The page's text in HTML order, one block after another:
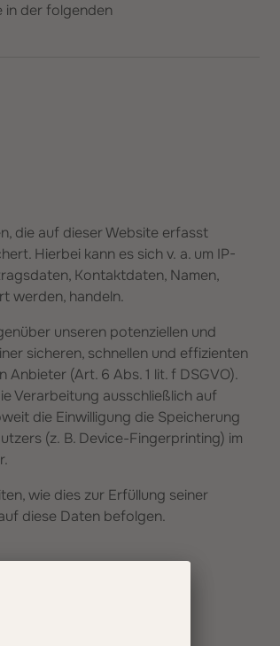
in der folgenden
die auf dieser Website erfasst
Hierbei kann es sich v. a. um IP-
Kontaktdaten, Namen,
werden, handeln.
unseren potenziellen und
sicheren, schnellen und effizienten
(Art. 6 Abs. 1 lit. f DSGVO).
Verarbeitung ausschließlich auf
die Einwilligung die Speicherung
(z. B. Device-Fingerprinting) im
wie dies zur Erfüllung seiner
diese Daten befolgen.